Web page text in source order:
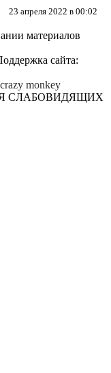
23 апреля 2022 в 00:02
материалов
сайта:
crazy monkey
СЛАБОВИДЯЩИХ